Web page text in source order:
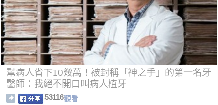
幫病人省下10幾萬！被封稱「神之手」的第一名牙
醫師：我絕不開口叫病人植牙
53116觀看